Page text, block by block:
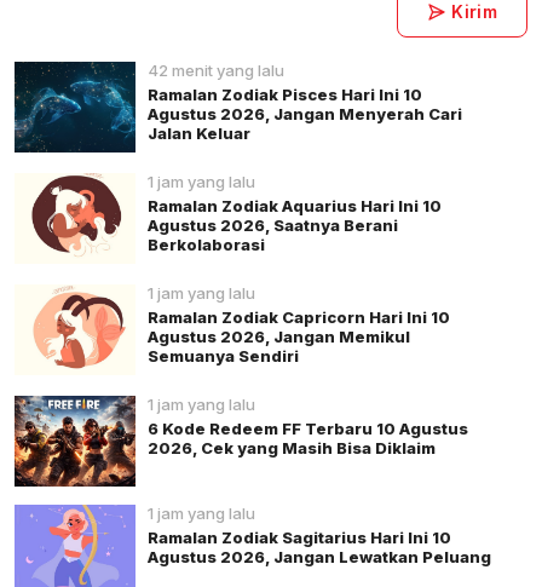
Kirim
42 menit yang lalu
Ramalan Zodiak Pisces Hari Ini 10
Agustus 2026, Jangan Menyerah Cari
Jalan Keluar
1 jam yang lalu
Ramalan Zodiak Aquarius Hari Ini 10
Agustus 2026, Saatnya Berani
Berkolaborasi
1 jam yang lalu
Ramalan Zodiak Capricorn Hari Ini 10
Agustus 2026, Jangan Memikul
Semuanya Sendiri
1 jam yang lalu
6 Kode Redeem FF Terbaru 10 Agustus
2026, Cek yang Masih Bisa Diklaim
1 jam yang lalu
Ramalan Zodiak Sagitarius Hari Ini 10
Agustus 2026, Jangan Lewatkan Peluang